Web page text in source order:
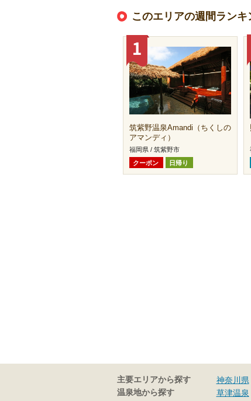
このエリアの週間ランキ
筑紫野温泉Amandi（ちくしの
アマンディ）
福岡県 / 筑紫野市
クーポン
日帰り
主要エリアから探す 神奈川県
温泉地から探す 草津温泉